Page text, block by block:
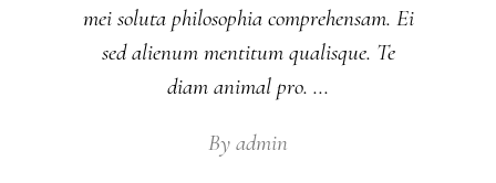
mei soluta philosophia comprehensam. Ei
sed alienum mentitum qualisque. Te
diam animal pro.
By admin